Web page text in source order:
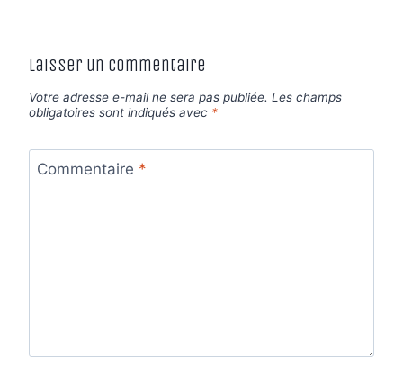
Laisser un commentaire
Votre adresse e-mail ne sera pas publiée. Les champs
obligatoires sont indiqués avec *
Commentaire *